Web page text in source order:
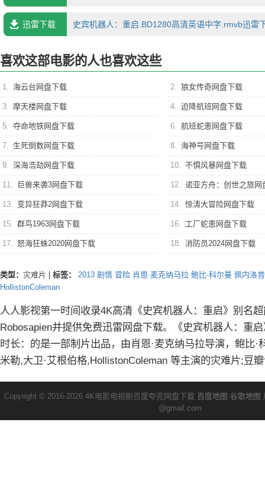
迅雷下载 史宾机器人：重启.BD1280高清英语中字.rmvb迅雷
喜欢这部电影的人也喜欢这些
1. 海云台网盘下载 2. 狼女传奇网盘下载
3. 摩天楼网盘下载 4. 迫降航班网盘下载
5. 夺命地铁网盘下载 6. 航班蛇患网盘下载
7. 生死倒数网盘下载 8. 海神号网盘下载
9. 深海浩劫网盘下载 10. 不惧风暴网盘下载
11. 巨兽来袭3网盘下载 12. 诺亚方舟：创世之旅网
13. 变异狂莽2网盘下载 14. 惊涛大冒险网盘下载
15. 群鸟1963网盘下载 16. 工厂蛇患网盘下载
17. 怒海狂蛛2020网盘下载 18. 消防员2024网盘下载
类型： 灾难片 标签： 2013 剧情 冒险 肖恩·麦克纳马拉 鲍比·科尔曼 佩内洛
HollistonColeman
人人影视第一时间收录4K高清《史宾机器人：重启》别名
Robosapien并提供免费迅雷网盘下载。《史宾机器人：重
时长：的是一部制片出品，由肖恩·麦克纳马拉导演，鲍比·
米勒,大卫·艾根伯格,HollistonColeman 等主演的灾难片;豆
Copyright © 2016-2026 4K电影电视剧百度夸克网盘下载 百度地图 谷歌地图
@gmail.com